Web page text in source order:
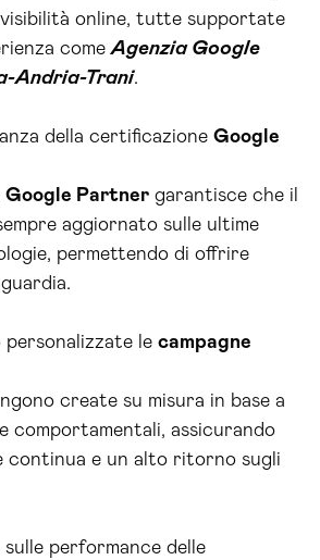
online, tutte supportate
comeAgenzia Google
Andria-Trani.
della certificazione Google
Google Partner garantisce che il
aggiornato sulle ultime
permettendo di offrire
personalizzate le campagne
create su misura in base a
comportamentali, assicurando
continua e un alto ritorno sugli
performance delle